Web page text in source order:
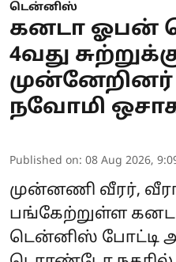
டென்னிஸ்
கனடா ஓபன்
4வது
நவோமி
Published on: 08 Aug 2026,
முன்னணி வீரர்,
பங்கேற்றுள்ள
டென்னிஸ் போட்டி